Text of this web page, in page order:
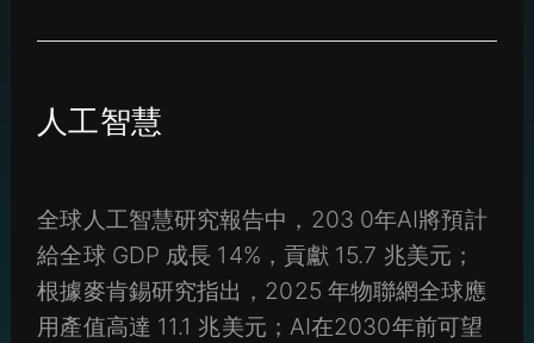
人工智慧
全球人工智慧研究報告中，203 0年AI將預計
給全球 GDP 成長 14%，貢獻 15.7 兆美元；
根據麥肯錫研究指出，2025 年物聯網全球應
用產值高達 11.1 兆美元；AI在2030年前可望